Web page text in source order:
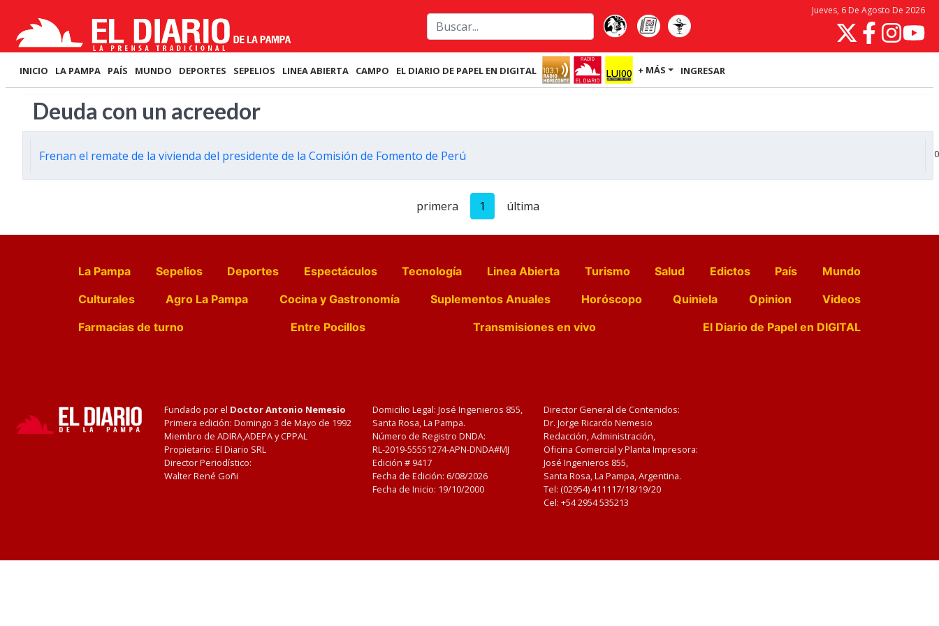
Jueves, 6 De Agosto De 2026
INICIO LA PAMPA PAÍS MUNDO DEPORTES SEPELIOS LINEA ABIERTA CAMPO EL DIARIO DE PAPEL EN DIGITAL + MÁS INGRESAR
Deuda con un acreedor
Frenan el remate de la vivienda del presidente de la Comisión de Fomento de Perú
primera 1 última
La Pampa Sepelios Deportes Espectáculos Tecnología Linea Abierta Turismo Salud Edictos País
Mundo
Culturales
Agro La Pampa Cocina y Gastronomía Suplementos Anuales Horóscopo Quiniela Opinion
Videos
Farmacias de turno
Entre Pocillos Transmisiones en vivo El Diario de Papel en DIGITAL
Fundado por el Doctor Antonio Nemesio
Primera edición: Domingo 3 de Mayo de 1992
Miembro de ADIRA,ADEPA y CPPAL
Propietario: El Diario SRL
Director Periodístico:
Walter René Goñi
Domicilio Legal: José Ingenieros 855,
Santa Rosa, La Pampa.
Número de Registro DNDA:
RL-2019-55551274-APN-DNDA#MJ
Edición # 9417
Fecha de Edición: 6/08/2026
Fecha de Inicio: 19/10/2000
Director General de Contenidos:
Dr. Jorge Ricardo Nemesio
Redacción, Administración,
Oficina Comercial y Planta Impresora:
José Ingenieros 855,
Santa Rosa, La Pampa, Argentina.
Tel: (02954) 411117/18/19/20
Cel: +54 2954 535213